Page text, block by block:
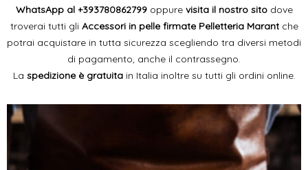
WhatsApp al +393780862799oppure visita il nostro sitodove
troverai tutti gli Accessori in pelle firmate Pelletteria Marantche
potrai acquistare in tutta sicurezza scegliendo tra diversi metodi
di pagamento, anche il contrassegno.
La spedizione è gratuitain Italia inoltre su tutti gli ordini online.